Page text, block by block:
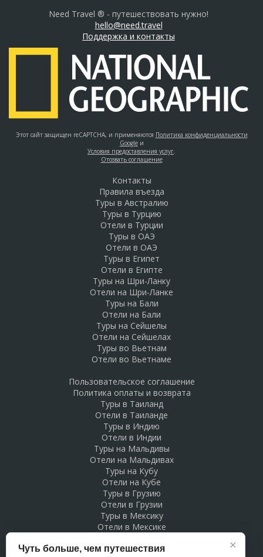
Need Travel ® - путешествовать нужно!
hello@need.travel
Поддержка и контакты
Этот сайт защищен reCAPTCHA, и применяются Политика конфиденциальности
Googleи
Условия предоставления услуг.
Отозвать соглашение
Контакты
Правила въезда
Туры в Австралию
Туры в Турцию
Отели в Турции
Туры в ОАЭ
Отели в ОАЭ
Туры в Египет
Отели в Египте
Туры на Шри-Ланку
Отели на Шри-Ланке
Туры на Бали
Отели на Бали
Туры на Сейшелы
Отели на Сейшелах
Туры во Вьетнам
Отели во Вьетнаме
Пользовательское соглашение
Политика оплаты и возврата
Туры в Таиланд
Отели в Таиланде
Туры в Индию
Отели в Индии
Туры на Мальдивы
Отели на Мальдивах
Туры на Кубу
Отели на Кубе
Туры в Грузию
Отели в Грузии
Туры в Мексику
Отели в Мексике
Отели в Доминикане
×
Чуть больше, чем путешествия